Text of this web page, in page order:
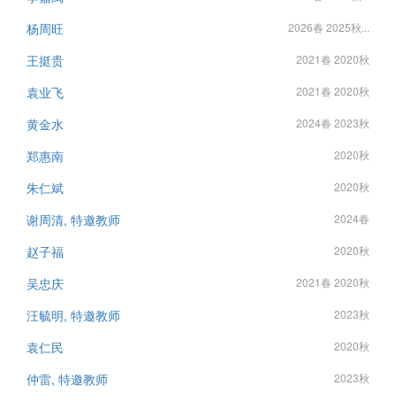
杨周旺 2026春 2025秋...
王挺贵 2021春 2020秋
袁业飞 2021春 2020秋
黄金水 2024春 2023秋
郑惠南 2020秋
朱仁斌 2020秋
谢周清, 特邀教师 2024春
赵子福 2020秋
吴忠庆 2021春 2020秋
汪毓明, 特邀教师 2023秋
袁仁民 2020秋
仲雷, 特邀教师 2023秋